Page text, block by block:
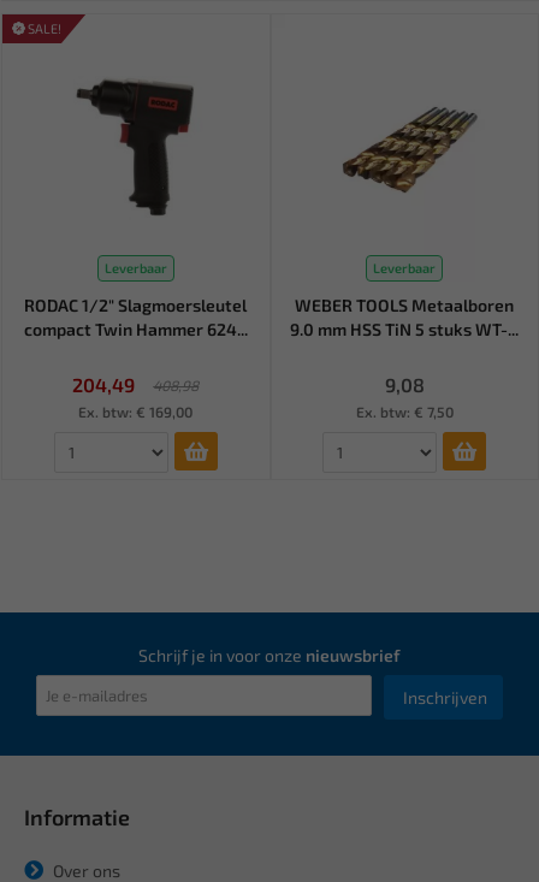
SALE!
Leverbaar
RODAC 1/2" Slagmoersleutel
compact Twin Hammer 624...
204,49
408,98
Ex. btw: € 169,00
Leverbaar
WEBER TOOLS Metaalboren
9.0 mm HSS TiN 5 stuks WT-...
9,08
Ex. btw: € 7,50
Schrijf je in voor onze nieuwsbrief
Inschrijven
Informatie
Over ons